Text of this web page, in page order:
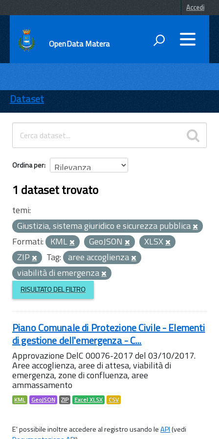
Accedi
OpenData Matera
ENTI
TEMI
INFORMAZIONI
Dataset
Ordina per
1 dataset trovato
temi:
Giustizia, sistema giuridico e sicurezza pubblica
Formati: KML GeoJSON
XLSX
ZIP
Tag: aree accoglienza
viabilità di emergenza
RISULTATO DEL FILTRO
Piano Comunale di Protezione Civile - Elementi
di gestione dell'emergenza - C...
Approvazione DelC 00076-2017 del 03/10/2017.
Aree accoglienza, aree di attesa, viabilità di
emergenza, zone di confluenza, aree
ammassamento
KML GeoJSON ZIP Excel XLSX CSV
E' possibile inoltre accedere al registro usando leAPI(vedi